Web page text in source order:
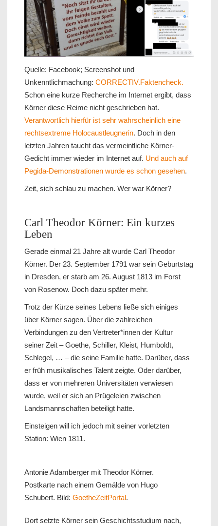
Quelle: Facebook; Screenshot und
Unkenntlichmachung: CORRECTIV.Faktencheck.
Schon eine kurze Recherche im Internet ergibt, dass
Körner diese Reime nicht geschrieben hat.
Verantwortlich hierfür ist sehr wahrscheinlich eine
rechtsextreme Holocaustleugnerin. Doch in den
letzten Jahren taucht das vermeintliche Körner-
Gedicht immer wieder im Internet auf. Und auch auf
Pegida-Demonstrationen wurde es schon gesehen.
Zeit, sich schlau zu machen. Wer war Körner?
Carl Theodor Körner: Ein kurzes
Leben
Gerade einmal 21 Jahre alt wurde Carl Theodor
Körner. Der 23. September 1791 war sein Geburtstag
in Dresden, er starb am 26. August 1813 im Forst
von Rosenow. Doch dazu später mehr.
Trotz der Kürze seines Lebens ließe sich einiges
über Körner sagen. Über die zahlreichen
Verbindungen zu den Vertreter*innen der Kultur
seiner Zeit – Goethe, Schiller, Kleist, Humboldt,
Schlegel, … – die seine Familie hatte. Darüber, dass
er früh musikalisches Talent zeigte. Oder darüber,
dass er von mehreren Universitäten verwiesen
wurde, weil er sich an Prügeleien zwischen
Landsmannschaften beteiligt hatte.
Einsteigen will ich jedoch mit seiner vorletzten
Station: Wien 1811.
Antonie Adamberger mit Theodor Körner.
Postkarte nach einem Gemälde von Hugo
Schubert. Bild: GoetheZeitPortal.
Dort setzte Körner sein Geschichtsstudium nach,